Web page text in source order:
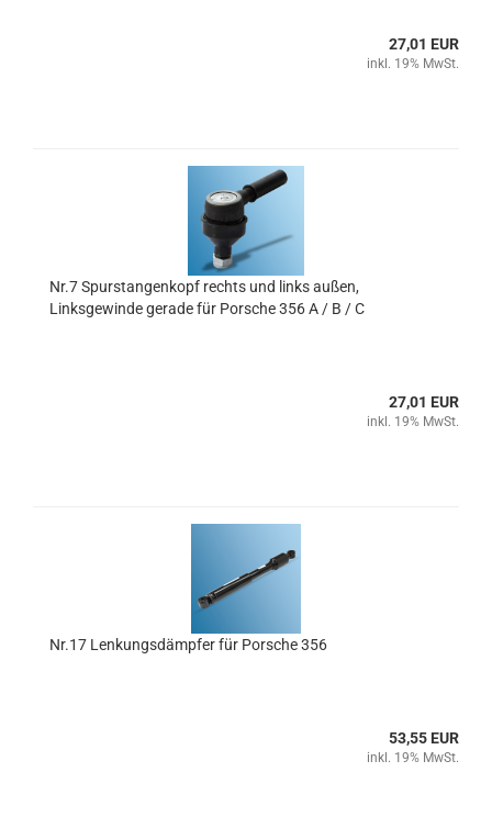
27,01 EUR
inkl. 19% MwSt.
Nr.7 Spurstangenkopf rechts und links außen,
Linksgewinde gerade für Porsche 356 A / B / C
27,01 EUR
inkl. 19% MwSt.
Nr.17 Lenkungsdämpfer für Porsche 356
53,55 EUR
inkl. 19% MwSt.